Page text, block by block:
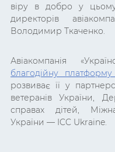
віру в добро у цьому
директорів
Володимир Ткаченко.
Авіакомпанія
благодійну
розвиває її у
ветеранів України,
справах дітей,
України — ICC Ukraine.